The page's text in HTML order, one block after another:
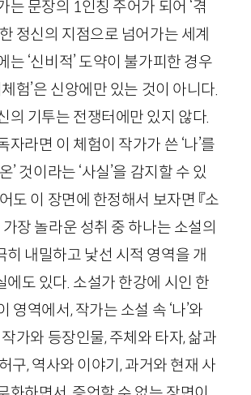
는 문장의 1인칭 주어가 되어 ‘겪
정신의 지점으로 넘어가는 세계
는 ‘신비적’ 도약이 불가피한 경우
험’은 신앙에만 있는 것이 아니다.
의 기투는 전쟁터에만 있지 않다.
자라면 이 체험이 작가가 쓴 ‘나’를
’ 것이라는 ‘사실’을 감지할 수 있
도 이 장면에 한정해서 보자면 『소
가장 놀라운 성취 중 하나는 소설의
히 내밀하고 낯선 시적 영역을 개
에도 있다. 소설가 한강에 시인 한
영역에서, 작가는 소설 속 ‘나’와
작가와 등장인물, 주체와 타자, 삶과
구, 역사와 이야기, 과거와 현재 사